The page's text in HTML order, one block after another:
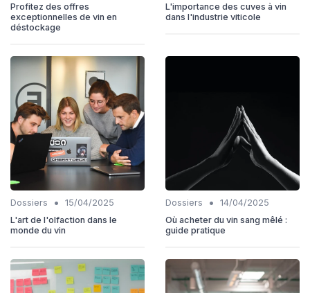
Profitez des offres
exceptionnelles de vin en
déstockage
L'importance des cuves à vin
dans l'industrie viticole
Dossiers •
15/04/2025
L'art de l'olfaction dans le
monde du vin
Dossiers •
14/04/2025
Où acheter du vin sang mêlé :
guide pratique